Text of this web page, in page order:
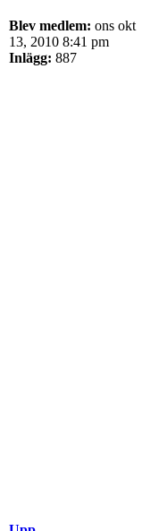
Blev medlem: ons okt
13, 2010 8:41 pm
Inlägg: 887